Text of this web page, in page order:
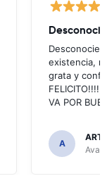
existencia,
grata y
FELICITO!!!!,
VA POR
A